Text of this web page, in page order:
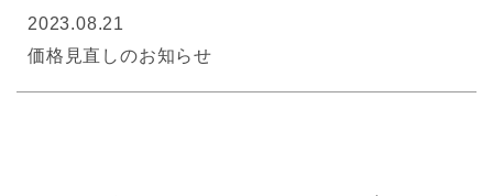
2023.08.21
価格見直しのお知らせ